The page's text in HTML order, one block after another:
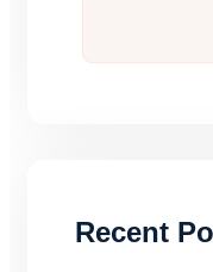
Recent